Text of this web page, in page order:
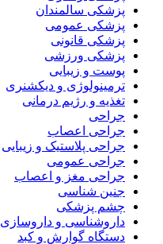
پزشکی سالمندان
پزشکی عمومی
پزشکی قانونی
پزشکی ورزشی
پوست و زیبایی
ترمینولوژی و دیکشنری
تغذیه و رژیم درمانی
جراحی
جراحی اعصاب
جراحی پلاستیک و زیبایی
جراحی عمومی
جراحی مغز و اعصاب
جنین شناسی
چشم پزشکی
داروشناسی و داروسازی
دستگاه گوارش و کبد